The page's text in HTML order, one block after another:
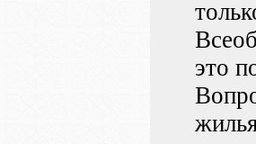
это